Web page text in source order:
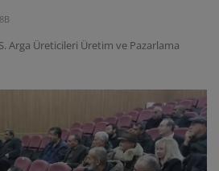
Arga Üreticileri Üretim ve Pazarlama